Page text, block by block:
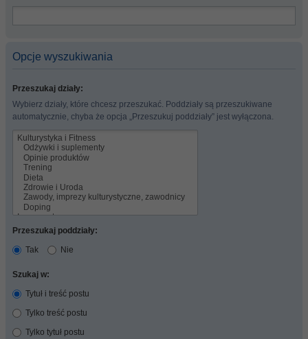
Opcje wyszukiwania
Przeszukaj działy:
Wybierz działy, które chcesz przeszukać. Poddziały są przeszukiwane
automatycznie, chyba że opcja „Przeszukuj poddziały” jest wyłączona.
Przeszukaj poddziały:
Tak
Nie
Szukaj w:
Tytuł i treść postu
Tylko treść postu
Tylko tytuł postu